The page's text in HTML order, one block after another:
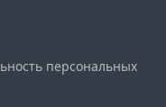
персональных